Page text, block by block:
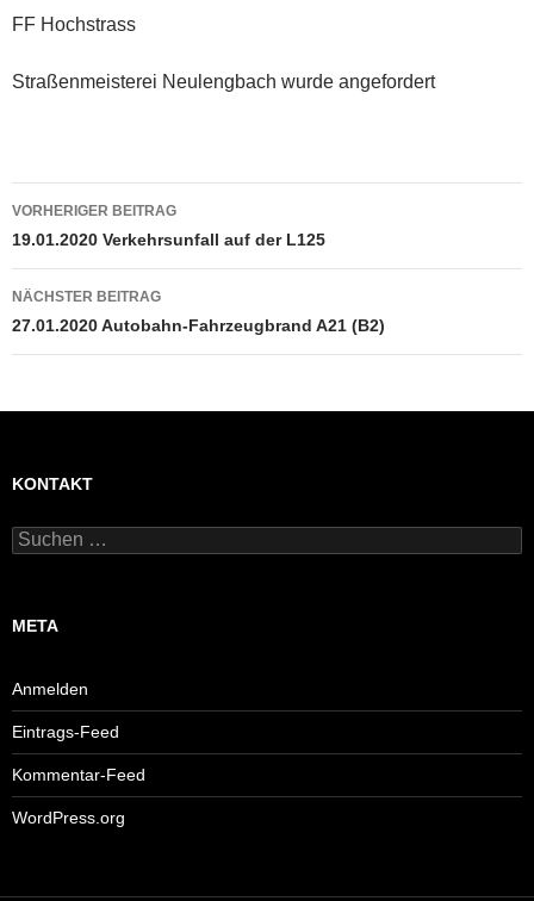
FF Hochstrass
Straßenmeisterei Neulengbach wurde angefordert
Beitragsnavigation
VORHERIGER BEITRAG
19.01.2020 Verkehrsunfall auf der L125
NÄCHSTER BEITRAG
27.01.2020 Autobahn-Fahrzeugbrand A21 (B2)
KONTAKT
Suchen
nach:
META
Anmelden
Eintrags-Feed
Kommentar-Feed
WordPress.org